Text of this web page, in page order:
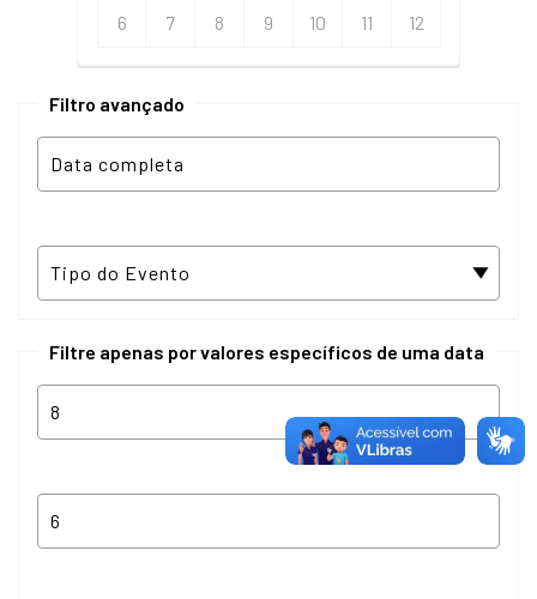
6 7 8 9 10 11 12
Filtro avançado
Filtre apenas por valores específicos de uma data